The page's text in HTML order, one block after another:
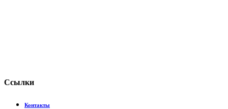
Сcылки
Контакты